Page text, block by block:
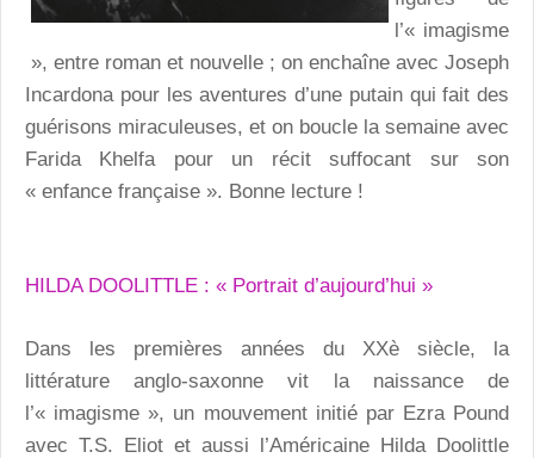
l’« imagisme
», entre roman et nouvelle ; on enchaîne avec Joseph
Incardona pour les aventures d’une putain qui fait des
guérisons miraculeuses, et on boucle la semaine avec
Farida Khelfa pour un récit suffocant sur son
« enfance française ». Bonne lecture !
HILDA DOOLITTLE : « Portrait d’aujourd’hui »
Dans les premières années du XXè siècle, la
littérature anglo-saxonne vit la naissance de
l’« imagisme », un mouvement initié par Ezra Pound
avec T.S. Eliot et aussi l’Américaine Hilda Doolittle